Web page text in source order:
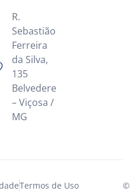
R.
Sebastião
Ferreira
da Silva,
135
Belvedere
– Viçosa /
MG
Termos de Uso
©